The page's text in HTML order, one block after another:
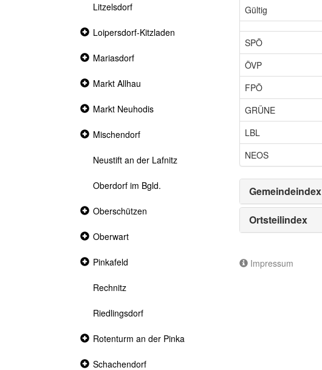
Litzelsdorf
Collapsed
section
Loipersdorf-Kitzladen
Collapsed
Mariasdorf
Collapsed
Markt Allhau
Collapsed
Markt Neuhodis
Collapsed
Mischendorf
Neustift an der Lafnitz
Oberdorf im Bgld.
Collapsed
Oberschützen
Collapsed
Oberwart
Collapsed
Pinkafeld
Rechnitz
Riedlingsdorf
Collapsed
Rotenturm an der Pinka
Collapsed
Schachendorf
Gültig
SPÖ
ÖVP
FPÖ
GRÜNE
LBL
NEOS
Gemeindeindex
Ortsteilindex
Impressum